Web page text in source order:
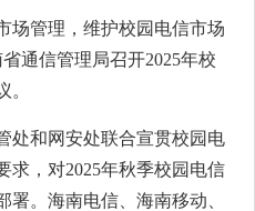
场管理，维护校园电信市场
通信管理局召开2025年校
。
处和网安处联合宣贯校园电
求，对2025年秋季校园电信
。海南电信、海南移动、